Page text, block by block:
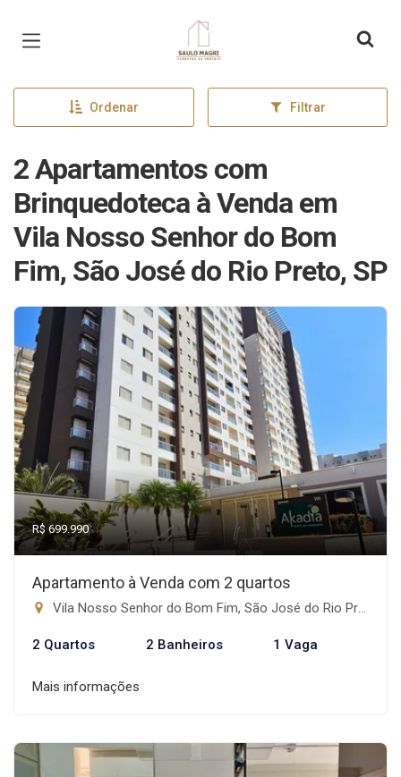
Página inicial
Ordenar Filtrar
2 Apartamentos com
Brinquedoteca à Venda em
Vila Nosso Senhor do Bom
Fim, São José do Rio Preto, SP
R$ 699.990
Apartamento à Venda com 2 quartos
Vila Nosso Senhor do Bom Fim, São José do Rio Preto-SP
2 Quartos 2 Banheiros 1 Vaga
Mais informações